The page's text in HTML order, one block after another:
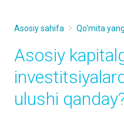
Asosiy sahifa Qo'mita
Asosiy
ulushi